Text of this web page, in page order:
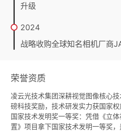
升级
2024
战略收购全球知名相机厂商
荣誉资质
凌云光技术集团深耕视觉图像核心
磅科技奖励，技术研发实力获国家权
国家技术发明奖一等奖：凭借《立
置》项目拿下国家技术发明一等奖